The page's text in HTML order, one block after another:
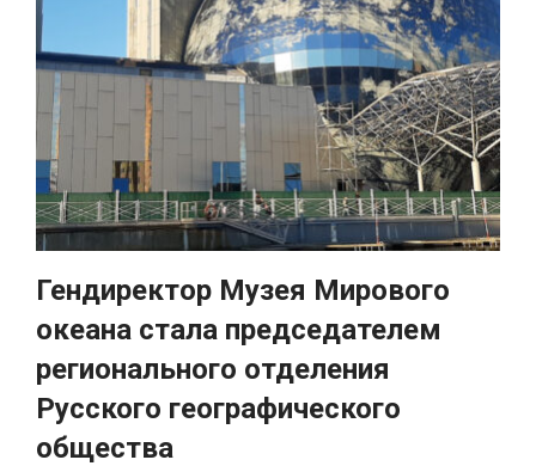
Гендиректор Музея Мирового
океана стала председателем
регионального отделения
Русского географического
общества